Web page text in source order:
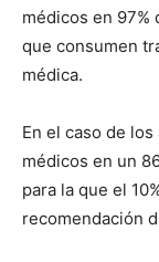
médicos en 97%
que consumen
médica.
En el caso de
médicos en un
para la que el
recomendación